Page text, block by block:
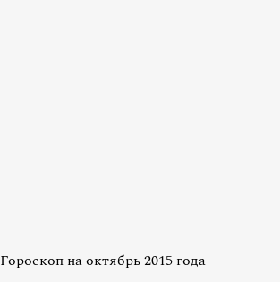
Гороскоп на октябрь 2015 года